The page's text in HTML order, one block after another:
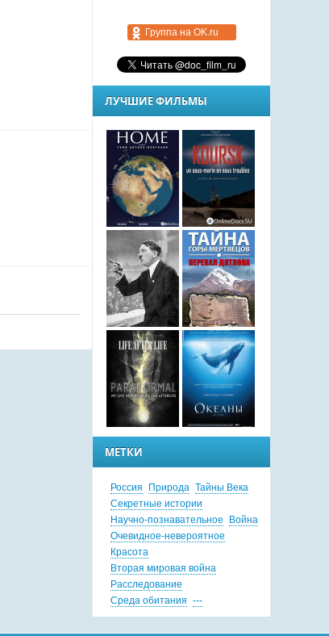
Группа на OK.ru
ЛУЧШИЕ ФИЛЬМЫ
МЕТКИ
Россия Природа Тайны Века
Секретные истории
Научно-познавательное
Война
Очевидное-невероятное
Красота
Вторая мировая война
Расследование
Среда обитания ---